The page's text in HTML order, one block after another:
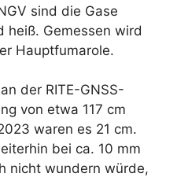
sind die Gase
heiß. Gemessen wird
Hauptfumarole.
der RITE-GNSS-
von etwa 117 cm
waren es 21 cm.
bei ca. 10 mm
nicht wundern würde,